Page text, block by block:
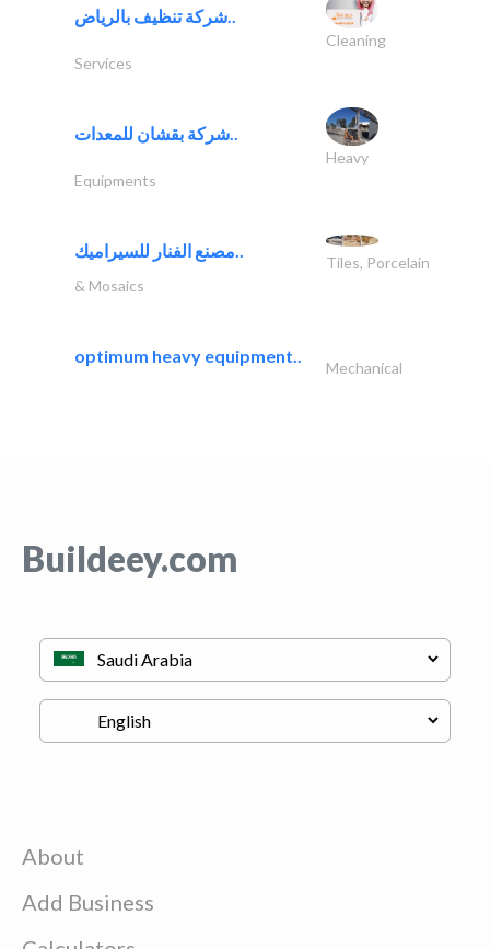
شركة تنظيف بالرياض..
Cleaning
Services
شركة بقشان للمعدات..
Heavy
Equipments
مصنع الفنار للسيراميك..
Tiles, Porcelain
& Mosaics
optimum heavy equipment..
Mechanical
Buildeey.com
About
Add Business